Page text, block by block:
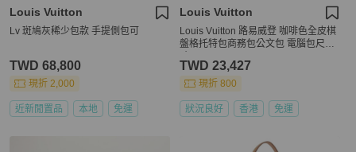
Louis Vuitton
Lv 斑鳩灰稀少包款 手提側包可
TWD 68,800
現折 2,000
近新閒置品 本地 免運
Louis Vuitton
Louis Vuitton 路易威登 咖啡色全皮棋
盤格托特包商務包公文包 電腦包尺
TWD 23,427
現折 800
狀況良好 香港 免運